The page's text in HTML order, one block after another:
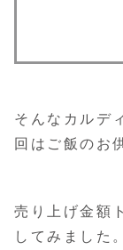
そんなカルデ
回はご飯のお
売り上げ金額
してみました。